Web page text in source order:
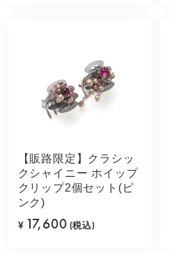
【販路限定】クラシッ
クシャイニー ホイップ
クリップ2個セット(ピ
ンク)
¥ 17,600 (税込)